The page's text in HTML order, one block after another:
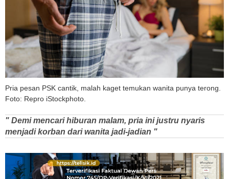
Pria pesan PSK cantik, malah kaget temukan wanita punya terong.
Foto: Repro iStockphoto.
" Demi mencari hiburan malam, pria ini justru nyaris
menjadi korban dari wanita jadi-jadian "